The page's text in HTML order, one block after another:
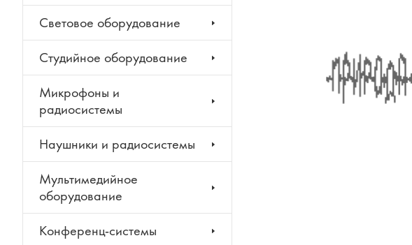
Световое оборудование
Студийное оборудование
Микрофоны и
радиосистемы
Наушники и радиосистемы
Мультимедийное
оборудование
Конференц-системы